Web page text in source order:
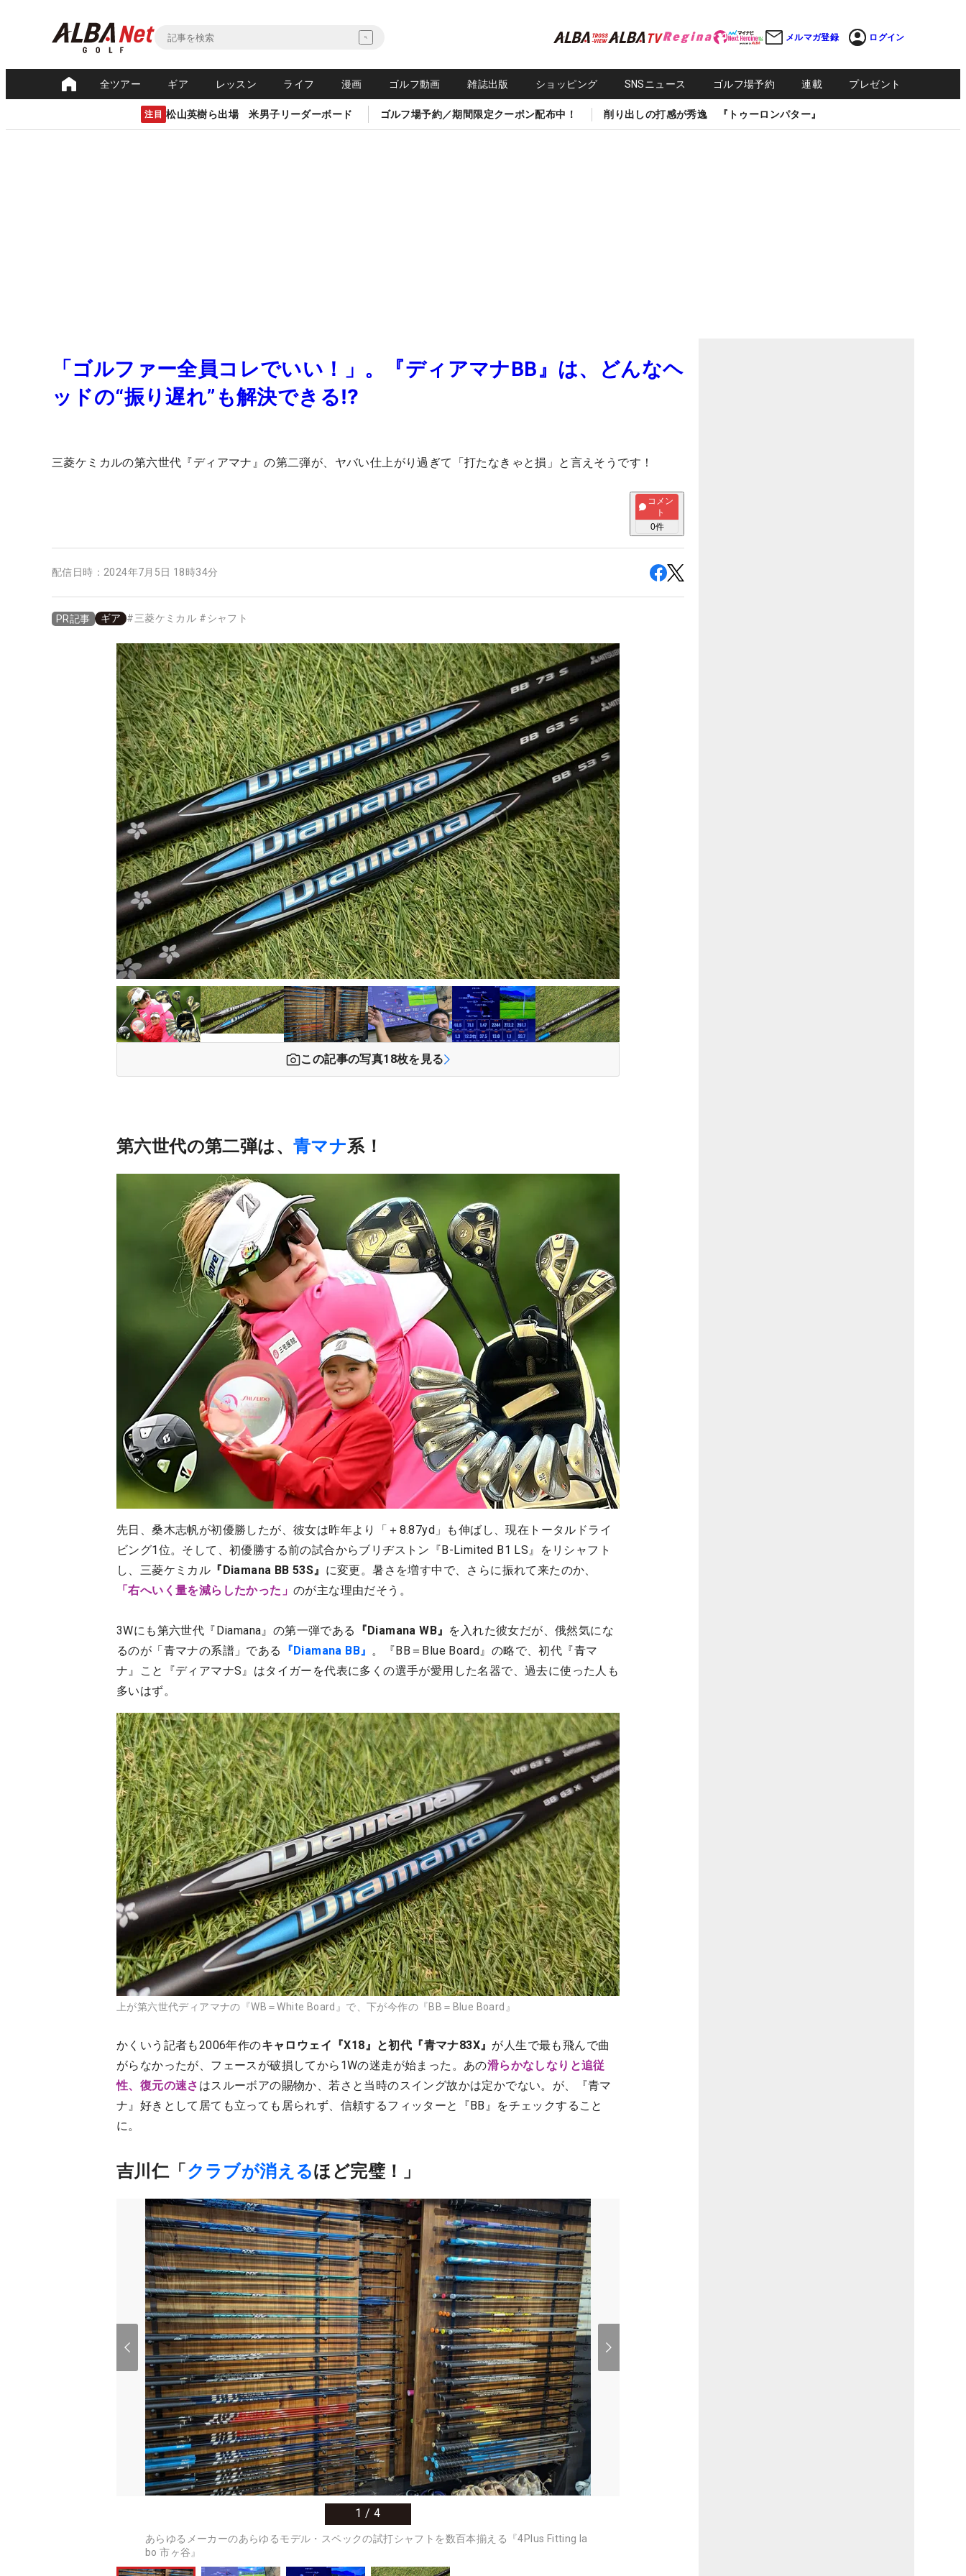
メルマガ登録 ログイン
全ツアー ギア レッスン ライフ 漫画 ゴルフ動画 雑誌出版 ショッピング SNSニュース ゴルフ場予約 連載 プレゼント
注目 松山英樹ら出場 米男子リーダーボード ゴルフ場予約／期間限定クーポン配布中！ 削り出しの打感が秀逸 『トゥーロンパター』
「ゴルファー全員コレでいい！」。『ディアマナBB』は、どんなヘ
ッドの“振り遅れ”も解決できる⁉️
三菱ケミカルの第六世代『ディアマナ』の第二弾が、ヤバい仕上がり過ぎて「打たなきゃと損」と言えそうです！
コメン
ト
0件
配信日時： 2024年7月5日 18時34分
PR記事 ギア #三菱ケミカル # シャフト
この記事の写真18枚を見る
第六世代の第二弾は、 青マナ系！
先日、桑木志帆が初優勝したが、彼女は昨年より「＋8.87yd」も伸ばし、現在トータルドライ
ビング1位。そして、初優勝する前の試合からブリヂストン『B-Limited B1 LS』をリシャフト
し、三菱ケミカル 『Diamana BB 53S』 に変更。暑さを増す中で、さらに振れて来たのか、
「右へいく量を減らしたかった」 のが主な理由だそう。
3Wにも第六世代『Diamana』の第一弾である 『Diamana WB』 を入れた彼女だが、俄然気にな
るのが「青マナの系譜」である
『Diamana BB』 。『BB＝Blue Board』の略で、初代『青マ
ナ』こと『ディアマナS』はタイガーを代表に多くの選手が愛用した名器で、過去に使った人も
多いはず。
上が第六世代ディアマナの『WB＝White Board』で、下が今作の『BB＝Blue Board』
かくいう記者も2006年作のキャロウェイ『X18』と初代『青マナ83X』 が人生で最も飛んで曲
がらなかったが、フェースが破損してから1Wの迷走が始まった。あの滑らかなしなりと追従
性、復元の速さ はスルーボアの賜物か、若さと当時のスイング故かは定かでない。が、『青マ
ナ』好きとして居ても立っても居られず、信頼するフィッターと『BB』をチェックすること
に。
吉川仁「 クラブが消えるほど完璧！」
1 /4
あらゆるメーカーのあらゆるモデル・スペックの試打シャフトを数百本揃える『4Plus Fitting la
bo 市ヶ谷』